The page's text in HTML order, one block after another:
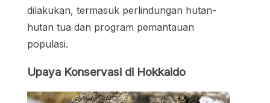
dilakukan, termasuk perlindungan hutan-
hutan tua dan program pemantauan
populasi.
Upaya Konservasi di Hokkaido